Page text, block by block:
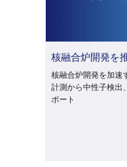
核融合炉開発を
核融合炉開発を加速
計測から中性子検出
ポート